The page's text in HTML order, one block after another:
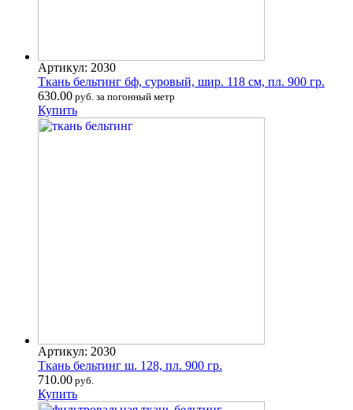
Артикул: 2030
Ткань бельтинг бф, суровый, шир. 118 см, пл. 900 гр.
630.00 руб. за погонный метр
Купить
Артикул: 2030
Ткань бельтинг ш. 128, пл. 900 гр.
710.00 руб.
Купить